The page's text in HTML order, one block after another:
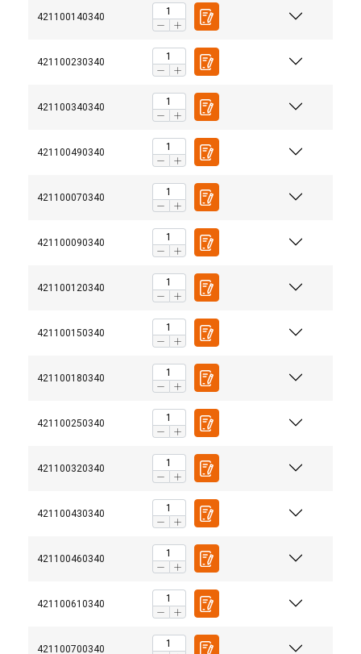
421100140340
421100230340
421100340340
421100490340
421100070340
421100090340
421100120340
421100150340
421100180340
421100250340
421100320340
421100430340
421100460340
421100610340
421100700340